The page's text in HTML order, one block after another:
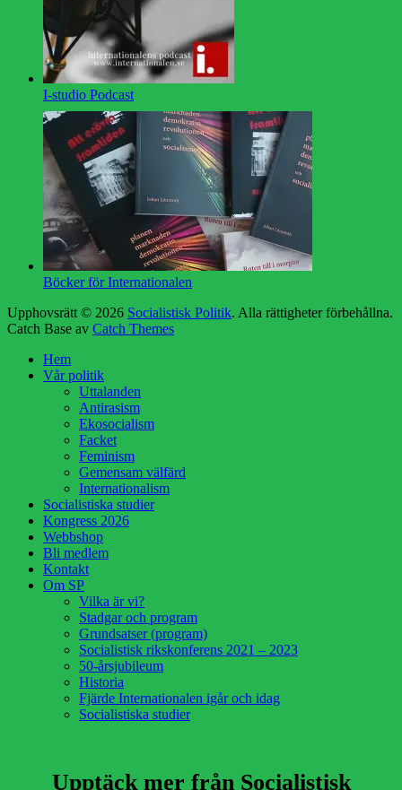
I-studio Podcast
Böcker för Internationalen
Upphovsrätt © 2026 Socialistisk Politik. Alla rättigheter förbehållna.
Catch Base av Catch Themes
Hem
Vår politik
Uttalanden
Antirasism
Ekosocialism
Facket
Feminism
Gemensam välfärd
Internationalism
Socialistiska studier
Kongress 2026
Webbshop
Bli medlem
Kontakt
Om SP
Vilka är vi?
Stadgar och program
Grundsatser (program)
Socialistisk rikskonferens 2021 – 2023
50-årsjubileum
Historia
Fjärde Internationalen igår och idag
Socialistiska studier
Upptäck mer från Socialistisk